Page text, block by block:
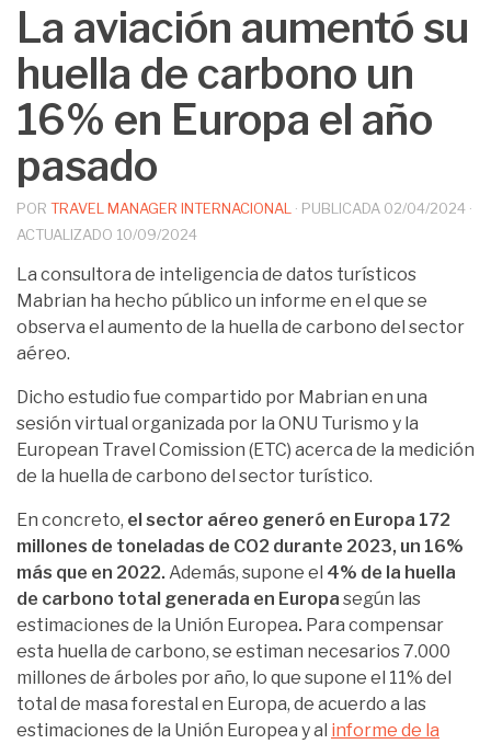
La aviación aumentó su
huella de carbono un
16% en Europa el año
pasado
POR TRAVEL MANAGER INTERNACIONAL · PUBLICADA 02/04/2024 ·
ACTUALIZADO 10/09/2024
La consultora de inteligencia de datos turísticos
Mabrian ha hecho público un informe en el que se
observa el aumento de la huella de carbono del sector
aéreo.
Dicho estudio fue compartido por Mabrian en una
sesión virtual organizada por la ONU Turismo y la
European Travel Comission (ETC) acerca de la medición
de la huella de carbono del sector turístico.
En concreto, el sector aéreo generó en Europa 172
millones de toneladas de CO2 durante 2023, un 16%
más que en 2022. Además, supone el 4% de la huella
de carbono total generada en Europa según las
estimaciones de la Unión Europea. Para compensar
esta huella de carbono, se estiman necesarios 7.000
millones de árboles por año, lo que supone el 11% del
total de masa forestal en Europa, de acuerdo a las
estimaciones de la Unión Europea y al informe de la